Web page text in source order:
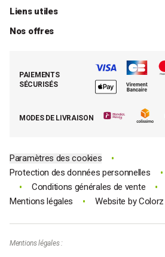
Catalogue
La boutique de Saint-Marcellin
La presse parle de Mathon
Livraisons
Paiements
Demande de rétractation
Liens utiles
Mon compte client
Retrouver (ou activer) mon compte client
Nos offres
Nos best-sellers pâtisserie
Moins cher par lot
PAIEMENTS
SÉCURISÉS
MODES DE LIVRAISON
Paramètres des cookies •
Protection des données personnelles •
• Conditions générales de vente •
Mentions légales • Website byColorz
Mentions légales :